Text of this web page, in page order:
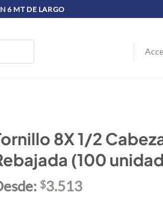
6 MT DE LARGO
8X 1/2
(100
$3.513